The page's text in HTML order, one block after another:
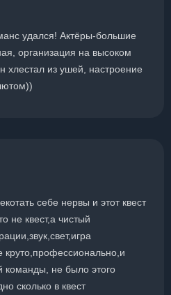
удался! Актёры-большие
организация на высоком
из ушей, настроение
себе нервы и этот квест
не квест,а чистый
круто,профессионально,и
команды, не было этого
сколько в квест